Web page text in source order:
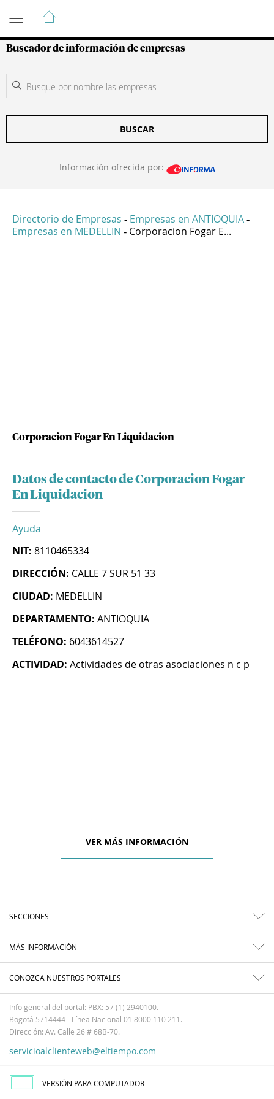
Guía de Empresas Colombianas
Buscador de información de empresas
BUSCAR
Información ofrecida por:
Directorio de Empresas - Empresas en ANTIOQUIA -
Empresas en MEDELLIN - Corporacion Fogar E...
Corporacion Fogar En Liquidacion
Datos de contacto de Corporacion Fogar
En Liquidacion
Ayuda
NIT: 8110465334
DIRECCIÓN: CALLE 7 SUR 51 33
CIUDAD: MEDELLIN
DEPARTAMENTO: ANTIOQUIA
TELÉFONO: 6043614527
ACTIVIDAD: Actividades de otras asociaciones n c p
VER MÁS INFORMACIÓN
SECCIONES
MÁS INFORMACIÓN
CONOZCA NUESTROS PORTALES
Info general del portal: PBX: 57 (1) 2940100.
Bogotá 5714444 - Línea Nacional 01 8000 110 211.
Dirección: Av. Calle 26 # 68B-70.
servicioalclienteweb@eltiempo.com
VERSIÓN PARA COMPUTADOR